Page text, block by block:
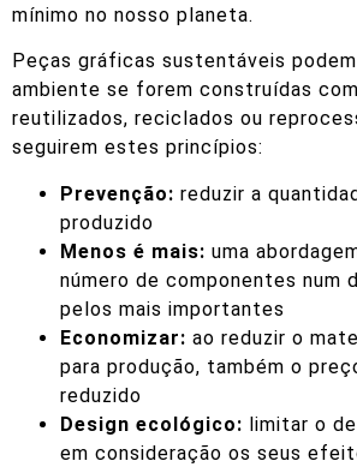
mínimo no nosso planeta.
Peças gráficas sustentáveis
ambiente se forem construídas
reutilizados, reciclados ou
seguirem estes princípios:
Prevenção: reduzir a
produzido
Menos é mais: uma
número de componentes num
pelos mais importantes
Economizar: ao reduzir o
para produção, também o
reduzido
Design ecológico: limitar o
em consideração os seus